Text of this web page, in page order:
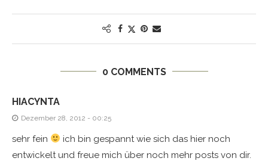
0 COMMENTS
HIACYNTA
Dezember 28, 2012 - 00:25
sehr fein
ich bin gespannt wie sich das hier noch
entwickelt und freue mich über noch mehr posts von dir.